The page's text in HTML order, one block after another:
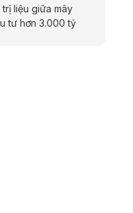
liệu giữa mây
tư hơn 3.000 tỷ